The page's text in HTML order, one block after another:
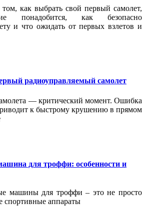
как выбрать свой первый самолет,
понадобится, как безопасно
и что ожидать от первых взлетов и
радиоуправляемый самолет
— критический момент. Ошибка
к быстрому крушению в прямом
для троффи: особенности и
машины для троффи – это не просто
спортивные аппараты